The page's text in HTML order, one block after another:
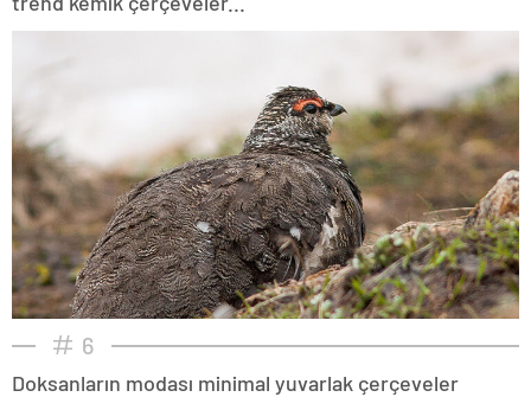
6
Doksanların modası minimal yuvarlak çerçeveler